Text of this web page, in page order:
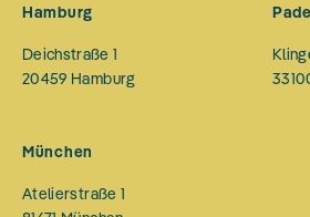
Hamburg
Deichstraße 1
20459 Hamburg
München
Atelierstraße 1